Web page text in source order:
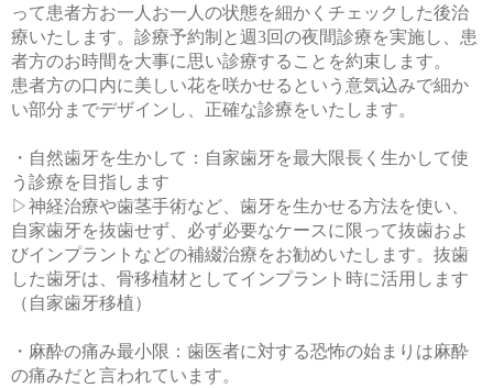
って患者方お一人お一人の状態を細かくチェックした後治
療いたします。診療予約制と週3回の夜間診療を実施し、患
者方のお時間を大事に思い診療することを約束します。
患者方の口内に美しい花を咲かせるという意気込みで細か
い部分までデザインし、正確な診療をいたします。
・自然歯牙を生かして：自家歯牙を最大限長く生かして使
う診療を目指します
▷神経治療や歯茎手術など、歯牙を生かせる方法を使い、
自家歯牙を抜歯せず、必ず必要なケースに限って抜歯およ
びインプラントなどの補綴治療をお勧めいたします。抜歯
した歯牙は、骨移植材としてインプラント時に活用します
（自家歯牙移植）
・麻酔の痛み最小限：歯医者に対する恐怖の始まりは麻酔
の痛みだと言われています。